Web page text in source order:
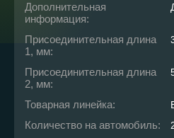
Дополнительная
информация:
Присоединительная длина
1, мм:
Присоединительная длина
2, мм:
Товарная линейка:
Количество на автомобиль: